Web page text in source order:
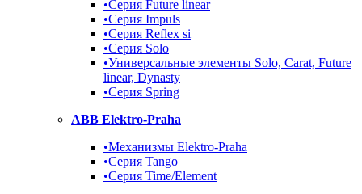
•Серия Future linear
•Серия Impuls
•Серия Reflex si
•Серия Solo
•Универсальные элементы Solo, Carat, Future
linear, Dynasty
•Серия Spring
ABB Elektro-Praha
•Механизмы Elektro-Praha
•Серия Tango
•Серия Time/Element